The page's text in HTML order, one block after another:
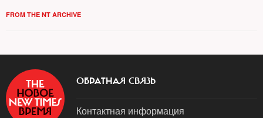
FROM THE NT ARCHIVE
ОБРАТНАЯ СВЯЗЬ
Контактная информация